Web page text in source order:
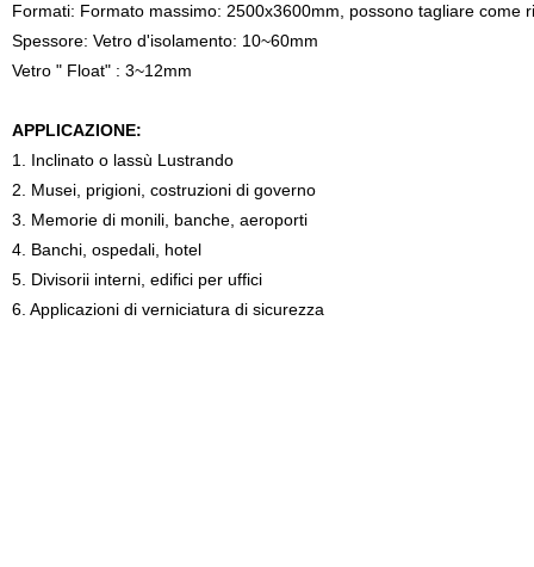
Formati: Formato massimo: 2500x3600mm, possono tagliare come
Spessore: Vetro d'isolamento: 10~60mm
Vetro " Float" : 3~12mm
APPLICAZIONE:
1. Inclinato o lassù Lustrando
2. Musei, prigioni, costruzioni di governo
3. Memorie di monili, banche, aeroporti
4. Banchi, ospedali, hotel
5. Divisorii interni, edifici per uffici
6. Applicazioni di verniciatura di sicurezza